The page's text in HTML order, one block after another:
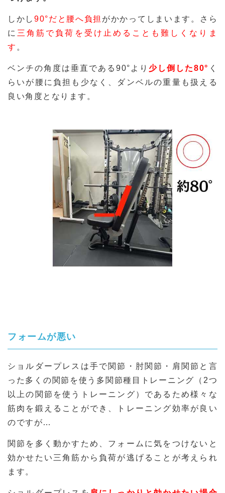
しかし90°だと腰へ負担 がかかってしまいます。さら
に 三角筋で負荷を受け止めることも難しくなりま
す 。
ベンチの角度は垂直である90°より少し倒した80° く
らいが腰に負担も少なく、ダンベルの重量も扱える
良い角度となります。
フォームが悪い
ショルダープレスは手で関節・肘関節・肩関節と言
った多くの関節を使う多関節種目トレーニング（2つ
以上の関節を使うトレーニング）であるため様々な
筋肉を鍛えることができ、トレーニング効率が良い
のですが…
関節を多く動かすため、フォームに気をつけないと
効かせたい三角筋から負荷が逃げることが考えられ
ます。